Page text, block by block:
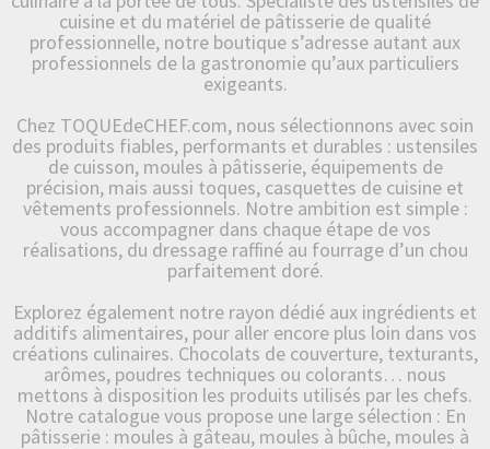
cuisine et du matériel de pâtisserie de qualité
professionnelle, notre boutique s’adresse autant aux
professionnels de la gastronomie qu’aux particuliers
exigeants.
Chez TOQUEdeCHEF.com, nous sélectionnons avec soin
des produits fiables, performants et durables : ustensiles
de cuisson, moules à pâtisserie, équipements de
précision, mais aussi toques, casquettes de cuisine et
vêtements professionnels. Notre ambition est simple :
vous accompagner dans chaque étape de vos
réalisations, du dressage raffiné au fourrage d’un chou
parfaitement doré.
Explorez également notre rayon dédié aux ingrédients et
additifs alimentaires, pour aller encore plus loin dans vos
créations culinaires. Chocolats de couverture, texturants,
arômes, poudres techniques ou colorants… nous
mettons à disposition les produits utilisés par les chefs.
Notre catalogue vous propose une large sélection : En
pâtisserie : moules à gâteau, moules à bûche, moules à